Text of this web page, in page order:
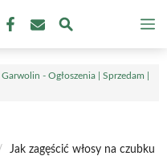
Garwolin - Ogłoszenia | Sprzedam |
Jak zagęścić włosy na czubku